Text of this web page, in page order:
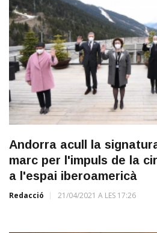
Andorra acull la
marc per l'impuls de la
a l'espai iberoamericà
Redacció 21/04/2021 A LES 17:26